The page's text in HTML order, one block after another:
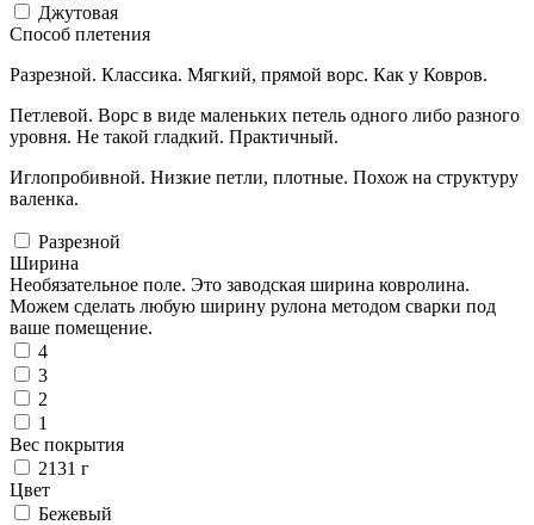
Джутовая
Способ плетения
Разрезной. Классика. Мягкий, прямой ворс. Как у Ковров.
Петлевой. Ворс в виде маленьких петель одного либо разного
уровня. Не такой гладкий. Практичный.
Иглопробивной. Низкие петли, плотные. Похож на структуру
валенка.
Разрезной
Ширина
Необязательное поле. Это заводская ширина ковролина.
Можем сделать любую ширину рулона методом сварки под
ваше помещение.
4
3
2
1
Вес покрытия
2131 г
Цвет
Бежевый